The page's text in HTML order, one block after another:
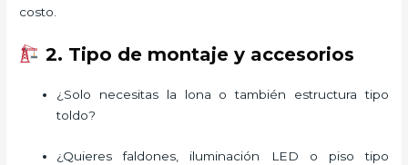
costo.
2. Tipo de montaje y accesorios
¿Solo necesitas la lona o también estructura tipo
toldo?
¿Quieres faldones, iluminación LED o piso tipo